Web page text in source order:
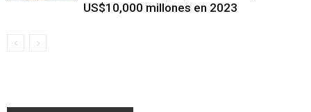
US$10,000 millones en 2023